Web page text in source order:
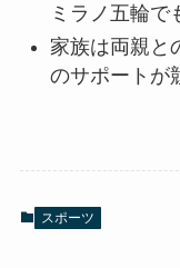
ミラノ五輪で
家族は両親と
のサポートが
スポーツ